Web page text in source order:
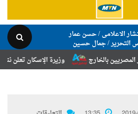
الاعلامى / حسن عمار
التحرير / جمال حسين
وزيرة الإسكان تعلن نتائج قرعة